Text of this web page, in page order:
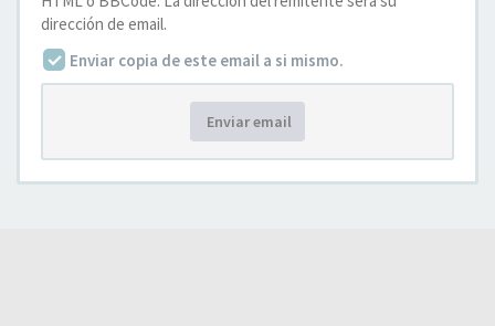
dirección de email.
Enviar copia de este email a si mismo.
Enviar email